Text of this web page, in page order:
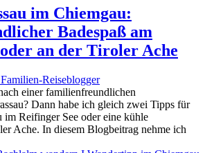
im Chiemgau:
Badespaß am
an der Tiroler Ache
Reiseblogger
einer familienfreundlichen
Dann habe ich gleich zwei Tipps für
im Reifinger See oder eine kühle
Ache. In diesem Blogbeitrag nehme ich